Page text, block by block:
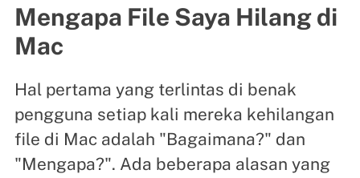
Mengapa File Saya Hilang di
Mac
Hal pertama yang terlintas di benak
pengguna setiap kali mereka kehilangan
file di Mac adalah "Bagaimana?" dan
"Mengapa?". Ada beberapa alasan yang